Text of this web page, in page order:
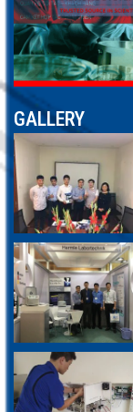
GALLERY